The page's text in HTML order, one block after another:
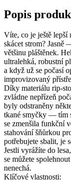
Popis
Víte, co je ještě lepší
skácet strom? Jasně
většinu pláštěnek.
ultralehká, robustní
a když už se počasí
improvizovaný
Díky materiálu
zvládne nepřízeň
byly odstraněny
tkané smyčky — tím
se zmenšila funkční
stahování šňůrkou
potřebujete sbalit, je
Jestli vyrážíte do
se můžete
nenechá.
Klíčové vlastnosti: